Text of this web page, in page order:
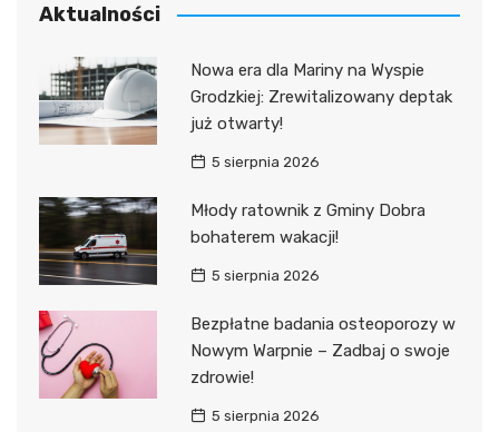
Aktualności
Nowa era dla Mariny na Wyspie
Grodzkiej: Zrewitalizowany deptak
już otwarty!
5 sierpnia 2026
Młody ratownik z Gminy Dobra
bohaterem wakacji!
5 sierpnia 2026
Bezpłatne badania osteoporozy w
Nowym Warpnie – Zadbaj o swoje
zdrowie!
5 sierpnia 2026